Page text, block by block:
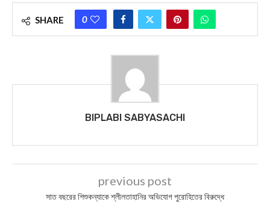
SHARE 0
BIPLABI SABYASACHI
previous post
সাত বছরের শিশুকন্যাকে শ্লীলতাহানির অভিযোগ পুরোহিতের বিরুদ্ধে